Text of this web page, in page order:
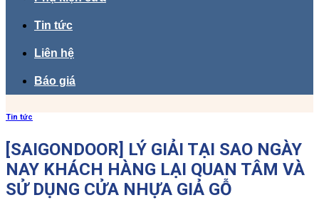
Tin tức
Liên hệ
Báo giá
Tin tức
[SAIGONDOOR] LÝ GIẢI TẠI SAO NGÀY
NAY KHÁCH HÀNG LẠI QUAN TÂM VÀ
SỬ DỤNG CỬA NHỰA GIẢ GỖ